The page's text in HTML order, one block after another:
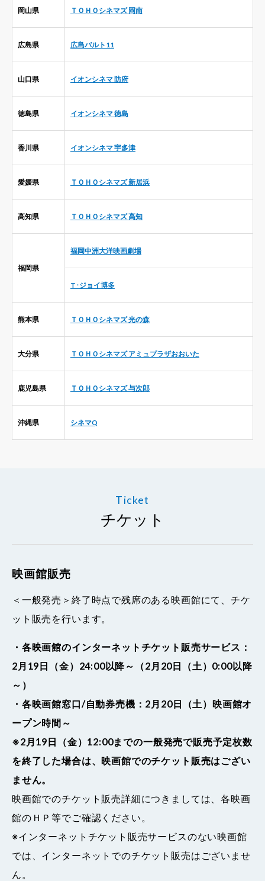
岡山県 ＴＯＨＯシネマズ 岡南
広島県 広島バルト11
山口県 イオンシネマ 防府
徳島県 イオンシネマ 徳島
香川県 イオンシネマ 宇多津
愛媛県 ＴＯＨＯシネマズ 新居浜
高知県 ＴＯＨＯシネマズ 高知
福岡県
福岡中洲大洋映画劇場
T･ジョイ博多
熊本県 ＴＯＨＯシネマズ 光の森
大分県 ＴＯＨＯシネマズ アミュプラザおおいた
鹿児島県 ＴＯＨＯシネマズ 与次郎
沖縄県 シネマQ
Ticket
チケット
映画館販売
＜一般発売＞終了時点で残席のある映画館にて、チケ
ット販売を行います。
・各映画館のインターネットチケット販売サービス：
2月19日（金）24:00以降～（2月20日（土）0:00以降
～）
・各映画館窓口/自動券売機：2月20日（土）映画館オ
ープン時間～
※2月19日（金）12:00までの一般発売で販売予定枚数
を終了した場合は、映画館でのチケット販売はござい
ません。
映画館でのチケット販売詳細につきましては、各映画
館のＨＰ等でご確認ください。
※インターネットチケット販売サービスのない映画館
では、インターネットでのチケット販売はございませ
ん。